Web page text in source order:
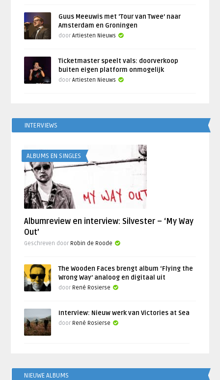
Guus Meeuwis met ‘Tour van Twee’ naar
Amsterdam en Groningen
doorArtiesten Nieuws
Ticketmaster speelt vals: doorverkoop
buiten eigen platform onmogelijk
doorArtiesten Nieuws
INTERVIEWS
ALBUMS EN SINGLES
Albumreview en interview: Silvester – ‘My Way
Out’
Geschreven door Robin de Roode
The Wooden Faces brengt album ‘Flying the
Wrong Way’ analoog en digitaal uit
door René Rosierse
Interview: Nieuw werk van Victories at Sea
door René Rosierse
NIEUWE ALBUMS